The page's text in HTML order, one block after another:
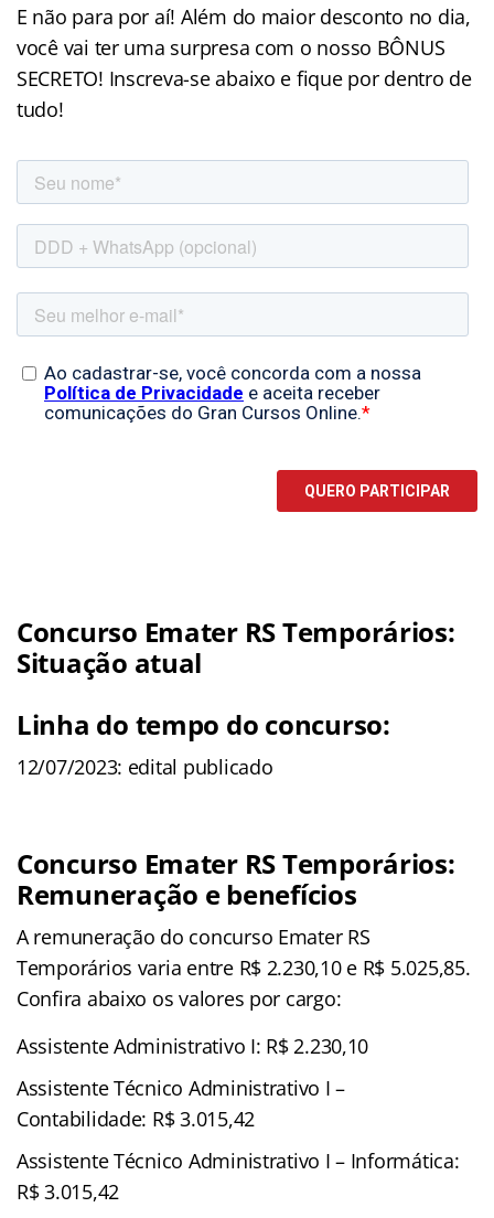
E não para por aí! Além do maior desconto no dia,
você vai ter uma surpresa com o nosso BÔNUS
SECRETO! Inscreva-se abaixo e fique por dentro de
tudo!
Concurso Emater RS Temporários:
Situação atual
Linha do tempo do concurso:
12/07/2023: edital publicado
Concurso Emater RS Temporários:
Remuneração e benefícios
A remuneração do concurso Emater RS
Temporários varia entre R$ 2.230,10 e R$ 5.025,85.
Confira abaixo os valores por cargo:
Assistente Administrativo I: R$ 2.230,10
Assistente Técnico Administrativo I –
Contabilidade: R$ 3.015,42
Assistente Técnico Administrativo I – Informática:
R$ 3.015,42